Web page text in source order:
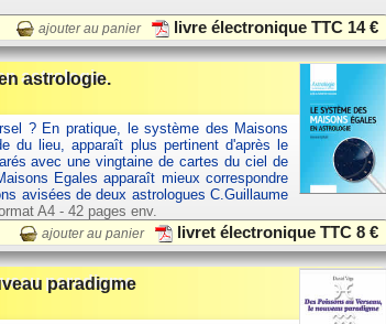
ajouter au panier livre électronique TTC 14 €
astrologie.
? En pratique, le système des Maisons
du lieu, apparaît plus pertinent d'après le
avec une vingtaine de cartes du ciel de
Egales apparaît mieux correspondre
avisées de deux astrologues C.Guillaume
A4 - 42 pages env.
ajouter au panier livret électronique TTC8 €
paradigme